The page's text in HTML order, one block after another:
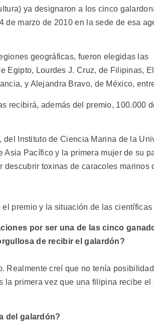
ya designaron a los cinco
de marzo de 2010 en la sede de esa
geográficas, fueron elegidas las
Egipto, Lourdes J. Cruz, de Filipinas,
y Alejandra Bravo, de México,
recibirá, además del premio, 100.000
del Instituto de Ciencia Marina de la
Asia Pacífico y la primera mujer de su
descubrir toxinas de caracoles marinos
premio y la situación de las
por ser una de las cinco
de recibir el galardón?
Realmente creí que no tenía
la primera vez que una filipina recibe el
del galardón?